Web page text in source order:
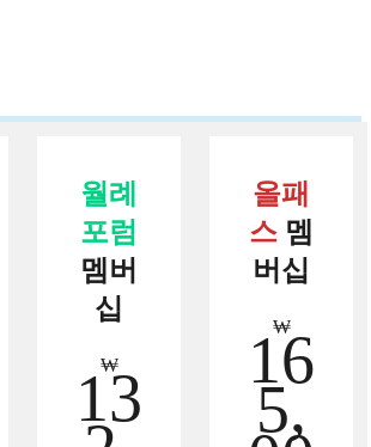
월례
포럼
멤버
십
₩
13
올패
스 멤
버십
₩
16
5,